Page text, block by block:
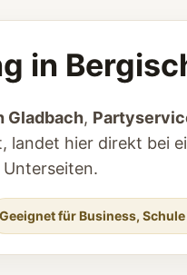
in
Gladbach,
landet hier direkt bei
Geeignet für Business,